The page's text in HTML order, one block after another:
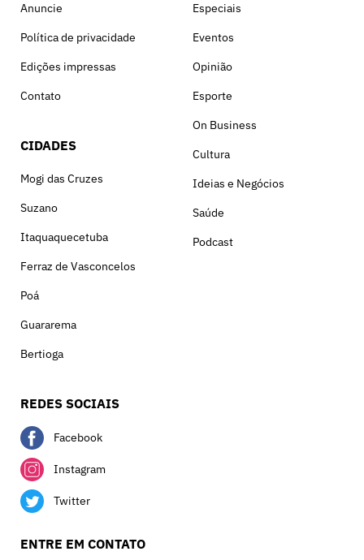
Anuncie
Política de privacidade
Edições impressas
Contato
CIDADES
Mogi das Cruzes
Suzano
Itaquaquecetuba
Ferraz de Vasconcelos
Poá
Guararema
Bertioga
Especiais
Eventos
Opinião
Esporte
On Business
Cultura
Ideias e Negócios
Saúde
Podcast
REDES SOCIAIS
Facebook
Instagram
Twitter
ENTRE EM CONTATO